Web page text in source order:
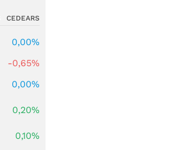
CEDEARS
0,00%
-0,65%
0,00%
0,20%
0,10%